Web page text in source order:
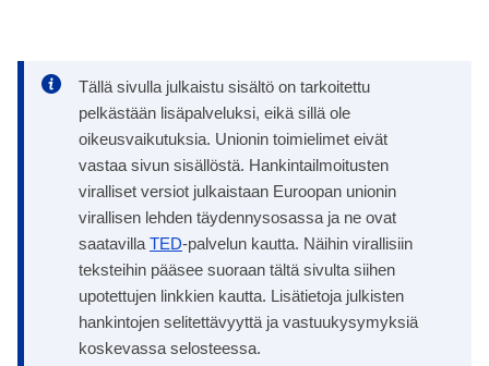
Tällä sivulla julkaistu sisältö on tarkoitettu
pelkästään lisäpalveluksi, eikä sillä ole
oikeusvaikutuksia. Unionin toimielimet eivät
vastaa sivun sisällöstä. Hankintailmoitusten
viralliset versiot julkaistaan Euroopan unionin
virallisen lehden täydennysosassa ja ne ovat
saatavilla TED-palvelun kautta. Näihin virallisiin
teksteihin pääsee suoraan tältä sivulta siihen
upotettujen linkkien kautta. Lisätietoja julkisten
hankintojen selitettävyyttä ja vastuukysymyksiä
koskevassa selosteessa.